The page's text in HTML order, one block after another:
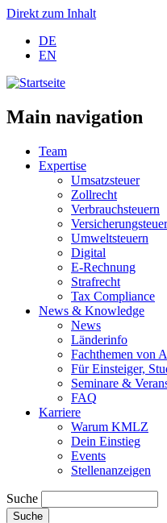
Direkt zum Inhalt
DE
EN
Main navigation
Team
Expertise
Umsatzsteuer
Zollrecht
Verbrauchsteuern
Versicherungsteuer
Umweltsteuern
Digital
E-Rechnung
Strafrecht
Tax Compliance
News & Knowledge
News
Länderinfo
Fachthemen von
Für Einsteiger,
Seminare &
FAQ
Karriere
Warum KMLZ
Dein Einstieg
Events
Stellenanzeigen
Suche